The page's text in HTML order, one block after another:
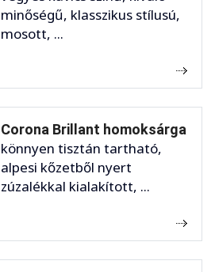
minőségű, klasszikus stílusú,
mosott, ...
Corona Brillant homoksárga
könnyen tisztán tartható,
alpesi kőzetből nyert
zúzalékkal kialakított, ...